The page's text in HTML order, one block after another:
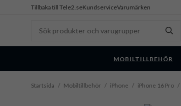
Tillbaka till Tele2.seKundserviceVarumärken
MOBILTILLBEHÖR
Startsida / Mobiltillbehör / iPhone / iPhone 16 Pro /